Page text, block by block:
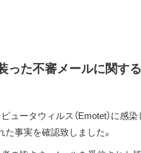
った不審メールに関す
ータウィルス（Emotet）に感
事実を確認致しました。